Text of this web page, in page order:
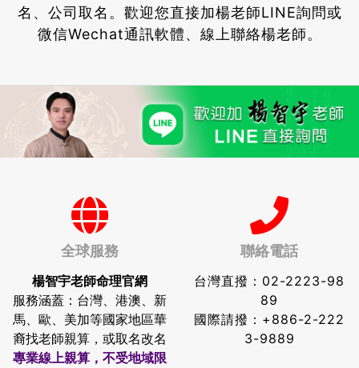
名、公司取名。 歡迎您直接加楊老師LINE詢問或
微信Wechat通訊軟體、線上聯絡楊老師。
全球服務
楊智宇老師命理官網
服務涵蓋：台灣、港澳、新
馬、歐、美加等國家地區華
裔找老師親算，或取名改名
專業線上親算，不受地域限
聯絡電話
台灣直撥： 02-2223-98
89
國際請撥： +886-2-222
3-9889